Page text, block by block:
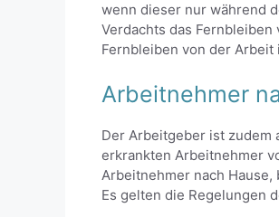
wenn dieser nur während
Verdachts das
Fernbleiben von der
Arbeitnehmer
Der Arbeitgeber ist
erkrankten Arbeitnehmer
Arbeitnehmer nach
Es gelten die Regelungen